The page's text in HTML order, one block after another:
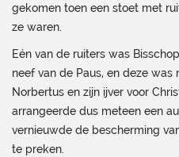
gekomen toen een stoet met
ze waren.
Eén van de ruiters was
neef van de Paus, en deze
Norbertus en zijn ijver voor
arrangeerde dus meteen een
vernieuwde de bescherming
te preken.